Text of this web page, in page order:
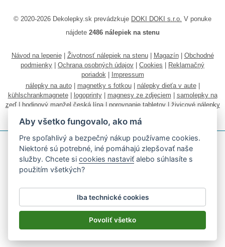
© 2020-2026 Dekolepky.sk prevádzkuje DOKI DOKI s.r.o. V ponuke
nájdete 2486 nálepiek na stenu
Návod na lepenie| Životnosť nálepiek na stenu| Magazín| Obchodné
podmienky
Ochrana osobných údajov Cookies
Reklamačný
poriadok|
Impressum
nálepky na auto| magnetky s fotkou| nálepky dieťa v aute|
kühlschrankmagnete| logoprinty| magnesy ze zdjęciem
samolepky na
zeď| hodinový manžel česká lípa| porovnanie tabletov| živicové nálepky
Podľa zákona o evidencii tržieb je predávajúci povinný vystaviť
kupujúcemu účtenku.
Zároveň je povinný zaevidovať prijatú tržbu u správcu dane on-line; v
Aby všetko fungovalo, ako má
Pre spoľahlivý a bezpečný nákup používame cookies.
Niektoré sú potrebné, iné pomáhajú zlepšovať naše
služby. Chcete sicookies nastaviť alebo súhlasíte s
použitím všetkých?
Iba technické cookies
Povoliť všetko